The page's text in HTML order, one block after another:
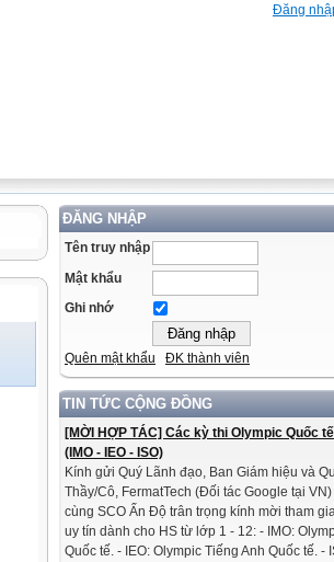
Đăng
ĐĂNG NHẬP
Tên truy nhập
Mật khẩu
Ghi nhớ
Quên mật khẩu ĐK thành viên
TIN TỨC CỘNG ĐỒNG
[MỜI HỢP TÁC] Các kỳ thi Olympic Quốc
(IMO - IEO - ISO)
Kính gửi Quý Lãnh đạo, Ban Giám hiệu và
Thầy/Cô, FermatTech (Đối tác Google tại
cùng SCO Ấn Độ trân trọng kính mời tham
uy tín dành cho HS từ lớp 1 - 12: - IMO:
Quốc tế. - IEO: Olympic Tiếng Anh Quốc tế. -